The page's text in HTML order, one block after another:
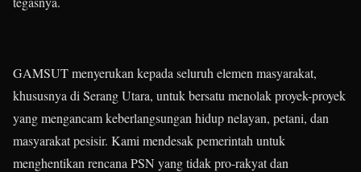
GAMSUT menyerukan kepada seluruh elemen masyarakat,
khususnya di Serang Utara, untuk bersatu menolak proyek-proyek
yang mengancam keberlangsungan hidup nelayan, petani, dan
masyarakat pesisir. Kami mendesak pemerintah untuk
menghentikan rencana PSN yang tidak pro-rakyat dan